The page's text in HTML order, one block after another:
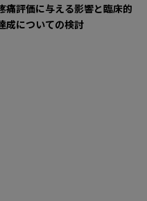
痛評価に与える影響と臨床的
成についての検討